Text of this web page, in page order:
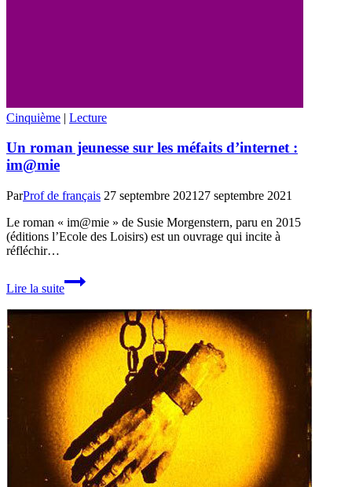
Cinquième | Lecture
Un roman jeunesse sur les méfaits d’internet :
im@mie
ParProf de français 27 septembre 2021 27 septembre 2021
Le roman « im@mie » de Susie Morgenstern, paru en 2015
(éditions l’Ecole des Loisirs) est un ouvrage qui incite à
réfléchir…
Lire la suiteroman
les
méfaits
d’internet
:
im@mie